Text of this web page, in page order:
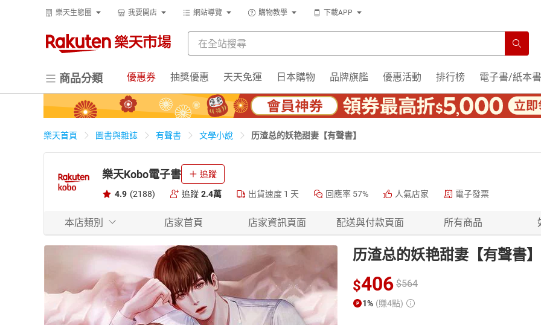
樂天生態圈 我要開店 網站導覽 購物教學 下載APP
商品分類 優惠券 抽獎優惠 天天免運 日本購物 品牌旗艦 優惠活動 排行榜 電子書/紙本書
樂天首頁 圖書與雜誌 有聲書 文學小說 历渣总的妖艳甜妻【有聲書】
樂天Kobo電子書 追蹤
4.9 (2188) 追蹤 2.4萬 出貨速度 1 天 回應率 57% 人氣店家 電子發票
本店類別 店家首頁 店家資訊頁面 配送與付款頁面 所有商品
历渣总的妖艳甜妻【有聲書】
$406 $564
1% (賺4點)